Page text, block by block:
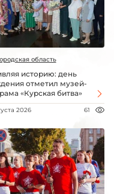
область
историю: день
отметил музей-
«Курская битва»
2026 61